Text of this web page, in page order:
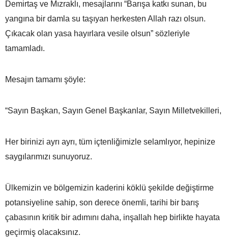
Demirtaş ve Mızraklı, mesajlarını “Barışa katkı sunan, bu
yangına bir damla su taşıyan herkesten Allah razı olsun.
Çıkacak olan yasa hayırlara vesile olsun” sözleriyle
tamamladı.
Mesajın tamamı şöyle:
“Sayın Başkan, Sayın Genel Başkanlar, Sayın Milletvekilleri,
Her birinizi ayrı ayrı, tüm içtenliğimizle selamlıyor, hepinize
saygılarımızı sunuyoruz.
Ülkemizin ve bölgemizin kaderini köklü şekilde değiştirme
potansiyeline sahip, son derece önemli, tarihi bir barış
çabasının kritik bir adımını daha, inşallah hep birlikte hayata
geçirmiş olacaksınız.